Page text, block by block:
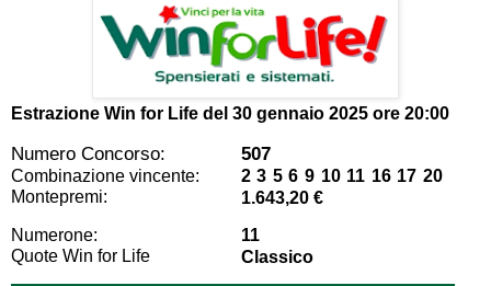
Estrazione Win for Life del 30 gennaio 2025 ore 20:00
Numero Concorso: 507
Combinazione vincente:
2 3 5 6 9 10 11 16 17 20
Montepremi:
1.643,20 €
Numerone:
11
Quote Win for Life
Classico